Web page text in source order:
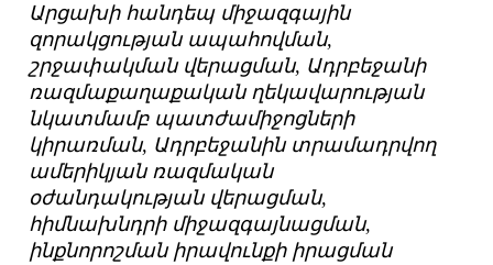
Արցախի հանդեպ միջազգային
զորակցության ապահովման,
շրջափակման վերացման, Ադրբեջանի
ռազմաքաղաքական ղեկավարության
նկատմամբ պատժամիջոցների
կիրառման, Ադրբեջանին տրամադրվող
ամերիկյան ռազմական
օժանդակության վերացման,
հիմնախնդրի միջազգայնացման,
ինքնորոշման իրավունքի իրացման